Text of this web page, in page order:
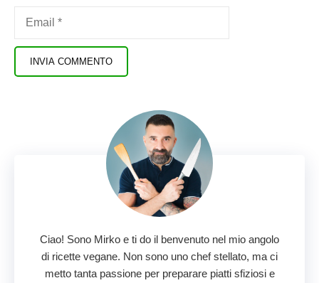
Ciao! Sono Mirko e ti do il benvenuto nel mio angolo
di ricette vegane. Non sono uno chef stellato, ma ci
metto tanta passione per preparare piatti sfiziosi e